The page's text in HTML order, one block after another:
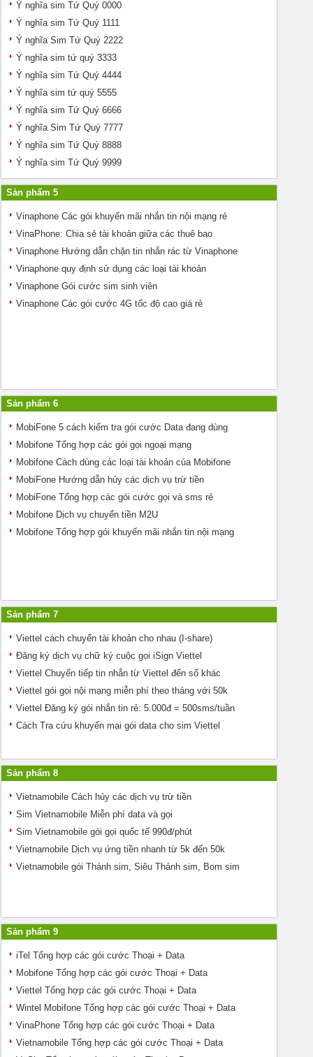
Ý nghĩa sim Tứ Quý 0000
Ý nghĩa sim Tứ Quý 1111
Ý nghĩa Sim Tứ Quý 2222
Ý nghĩa sim tứ quý 3333
Ý nghĩa sim Tứ Quý 4444
Ý nghĩa sim tứ quý 5555
Ý nghĩa sim Tứ Quý 6666
Ý nghĩa Sim Tứ Quý 7777
Ý nghĩa sim Tứ Quý 8888
Ý nghĩa sim Tứ Quý 9999
Sản phẩm 5
Vinaphone Các gói khuyến mãi nhắn tin nội mạng rẻ
VinaPhone: Chia sẻ tài khoản giữa các thuê bao
Vinaphone Hướng dẫn chặn tin nhắn rác từ Vinaphone
Vinaphone quy định sử dụng các loại tài khoản
Vinaphone Gói cước sim sinh viên
Vinaphone Các gói cước 4G tốc độ cao giá rẻ
Sản phẩm 6
MobiFone 5 cách kiểm tra gói cước Data đang dùng
Mobifone Tổng hợp các gói gọi ngoại mạng
Mobifone Cách dùng các loại tài khoản của Mobifone
MobiFone Hướng dẫn hủy các dịch vụ trừ tiền
MobiFone Tổng hợp các gói cước gọi và sms rẻ
Mobifone Dịch vụ chuyển tiền M2U
Mobifone Tổng hợp gói khuyến mãi nhắn tin nội mạng
Sản phẩm 7
Viettel cách chuyển tài khoản cho nhau (I-share)
Đăng ký dịch vụ chữ ký cuộc gọi iSign Viettel
Viettel Chuyển tiếp tin nhắn từ Viettel đến số khác
Viettel gói gọi nội mạng miễn phí theo tháng với 50k
Viettel Đăng ký gói nhắn tin rẻ: 5.000đ = 500sms/tuần
Cách Tra cứu khuyến mại gói data cho sim Viettel
Sản phẩm 8
Vietnamobile Cách hủy các dịch vụ trừ tiền
Sim Vietnamobile Miễn phí data và gọi
Sim Vietnamobile gói gọi quốc tế 990đ/phút
Vietnamobile Dịch vụ ứng tiền nhanh từ 5k đến 50k
Vietnamobile gói Thánh sim, Siêu Thánh sim, Bom sim
Sản phẩm 9
iTel Tổng hợp các gói cước Thoại + Data
Mobifone Tổng hợp các gói cước Thoại + Data
Viettel Tổng hợp các gói cước Thoại + Data
Wintel Mobifone Tổng hợp các gói cước Thoại + Data
VinaPhone Tổng hợp các gói cước Thoại + Data
Vietnamobile Tổng hợp các gói cước Thoại + Data